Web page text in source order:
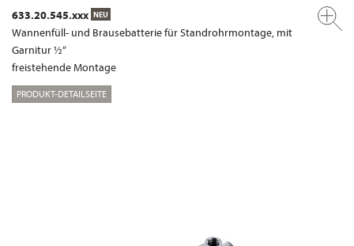
633.20.545.xxx NEU
Wannenfüll- und Brausebatterie für Standrohrmontage, mit
Garnitur ½“
freistehende Montage
PRODUKT-DETAILSEITE